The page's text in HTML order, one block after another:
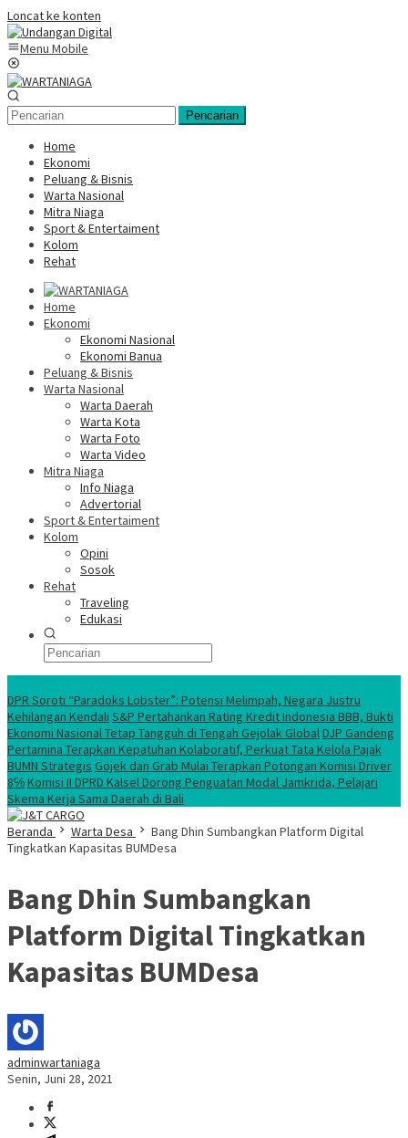
Loncat ke konten
Menu Mobile
Pencarian
Home
Ekonomi
Peluang & Bisnis
Warta Nasional
Mitra Niaga
Sport & Entertaiment
Kolom
Rehat
Home
Ekonomi
Ekonomi Nasional
Ekonomi Banua
Peluang & Bisnis
Warta Nasional
Warta Daerah
Warta Kota
Warta Foto
Warta Video
Mitra Niaga
Info Niaga
Advertorial
Sport & Entertaiment
Kolom
Opini
Sosok
Rehat
Traveling
Edukasi
DPR Soroti “Paradoks Lobster”: Potensi Melimpah, Negara Justru
Kehilangan Kendali S&P Pertahankan Rating Kredit Indonesia BBB, Bukti
Ekonomi Nasional Tetap Tangguh di Tengah Gejolak GlobalDJP Gandeng
Pertamina Terapkan Kepatuhan Kolaboratif, Perkuat Tata Kelola Pajak
BUMN Strategis Gojek dan Grab Mulai Terapkan Potongan Komisi Driver
8℅Komisi II DPRD Kalsel Dorong Penguatan Modal Jamkrida, Pelajari
Skema Kerja Sama Daerah di Bali
Beranda
Warta Desa
Bang Dhin Sumbangkan Platform Digital
Tingkatkan Kapasitas BUMDesa
Bang Dhin Sumbangkan
Platform Digital Tingkatkan
Kapasitas BUMDesa
adminwartaniaga
Senin, Juni 28, 2021